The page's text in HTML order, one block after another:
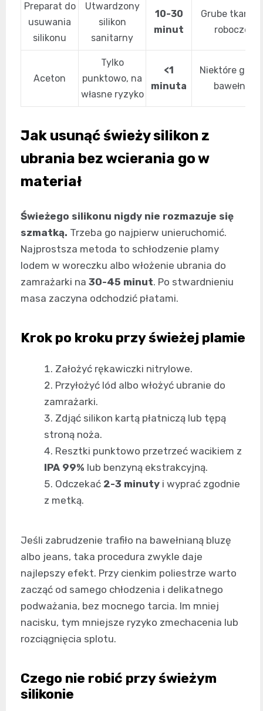
Preparat do
usuwania
silikonu
Utwardzony
silikon
sanitarny
10-30
minut
Grube tkaniny
robocze
Aceton
Tylko
punktowo, na
własne ryzyko
<1
minuta
Niektóre
bawełny
Jak usunąć świeży silikon z
ubrania bez wcierania go w
materiał
Świeżego silikonu nigdy nie rozmazuje się
szmatką. Trzeba go najpierw unieruchomić.
Najprostsza metoda to schłodzenie plamy
lodem w woreczku albo włożenie ubrania do
zamrażarki na 30-45 minut. Po stwardnieniu
masa zaczyna odchodzić płatami.
Krok po kroku przy świeżej plamie
Założyć rękawiczki nitrylowe.
Przyłożyć lód albo włożyć ubranie do
zamrażarki.
Zdjąć silikon kartą płatniczą lub tępą
stroną noża.
Resztki punktowo przetrzeć wacikiem z
IPA 99% lub benzyną ekstrakcyjną.
Odczekać 2-3 minuty i wyprać zgodnie
z metką.
Jeśli zabrudzenie trafiło na bawełnianą bluzę
albo jeans, taka procedura zwykle daje
najlepszy efekt. Przy cienkim poliestrze warto
zacząć od samego chłodzenia i delikatnego
podważania, bez mocnego tarcia. Im mniej
nacisku, tym mniejsze ryzyko zmechacenia lub
rozciągnięcia splotu.
Czego nie robić przy świeżym
silikonie